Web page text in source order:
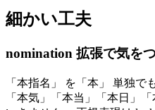
細かい工夫
nomination 拡張で気を
「本指名」 を「本」 単独で
「本気」「本当」「本日」